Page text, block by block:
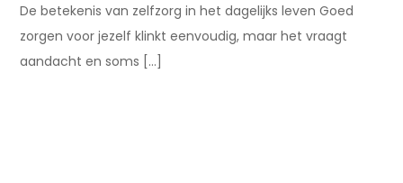
De betekenis van zelfzorg in het dagelijks leven Goed
zorgen voor jezelf klinkt eenvoudig, maar het vraagt
aandacht en soms […]